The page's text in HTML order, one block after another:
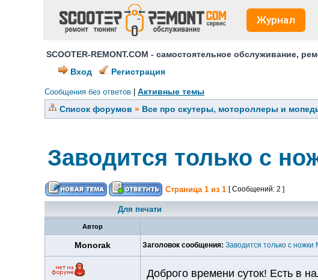
Журнал
SCOOTER-REMONT.COM - самостоятельное обслуживание,
Вход
Регистрация
Сообщения без ответов
Активные темы
Список форумов » Все про скутеры, мотороллеры и
Заводится только с
Страница 1 из 1 [ Сообщений: 2 ]
Для печати
Автор
Monorak Заголовок сообщения: Заводится только с ножки
Доброго времени суток! Есть в